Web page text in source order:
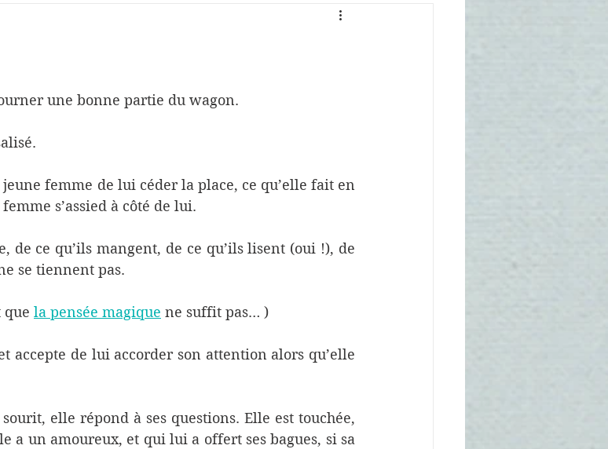
une bonne partie du wagon.
femme de lui céder la place, ce qu’elle fait en
s’assied à côté de lui.
de ce qu’ils mangent, de ce qu’ils lisent (oui !), de
se tiennent pas.
que la pensée magique ne suffit pas… )
accepte de lui accorder son attention alors qu’elle
elle répond à ses questions. Elle est touchée,
a un amoureux, et qui lui a offert ses bagues, si sa